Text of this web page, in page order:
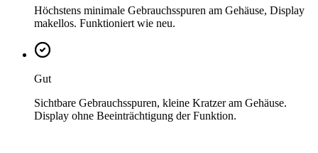
Höchstens minimale Gebrauchsspuren am Gehäuse, Display
makellos. Funktioniert wie neu.
Gut
Sichtbare Gebrauchsspuren, kleine Kratzer am Gehäuse.
Display ohne Beeinträchtigung der Funktion.